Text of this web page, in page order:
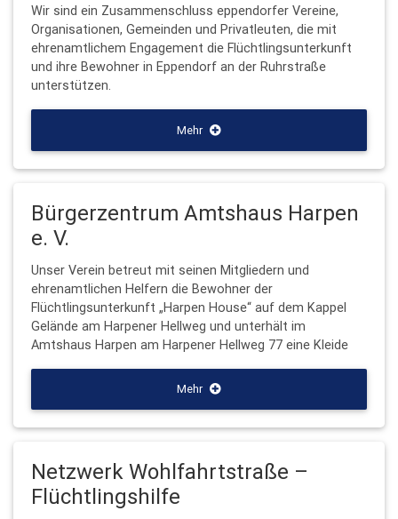
Wir sind ein Zusammenschluss eppendorfer Vereine,
Organisationen, Gemeinden und Privatleuten, die mit
ehrenamtlichem Engagement die Flüchtlingsunterkunft
und ihre Bewohner in Eppendorf an der Ruhrstraße
unterstützen.
Mehr
Bürgerzentrum Amtshaus Harpen
e. V.
Unser Verein betreut mit seinen Mitgliedern und
ehrenamtlichen Helfern die Bewohner der
Flüchtlingsunterkunft „Harpen House“ auf dem Kappel
Gelände am Harpener Hellweg und unterhält im
Amtshaus Harpen am Harpener Hellweg 77 eine Kleide
Mehr
Netzwerk Wohlfahrtstraße –
Flüchtlingshilfe